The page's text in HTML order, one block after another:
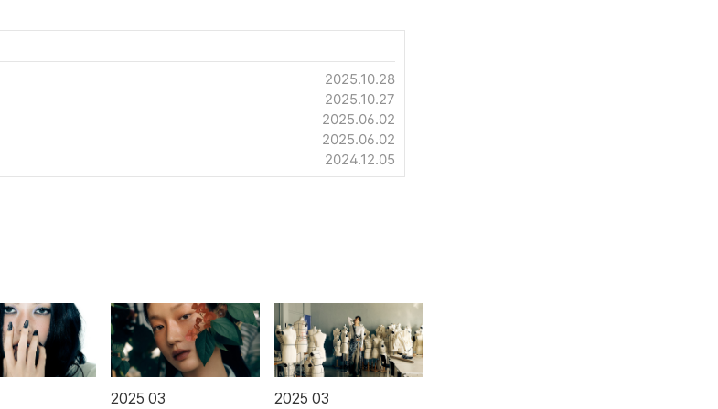
2025.10.28
2025.10.27
2025.06.02
2025.06.02
2024.12.05
2025 03 2025 03